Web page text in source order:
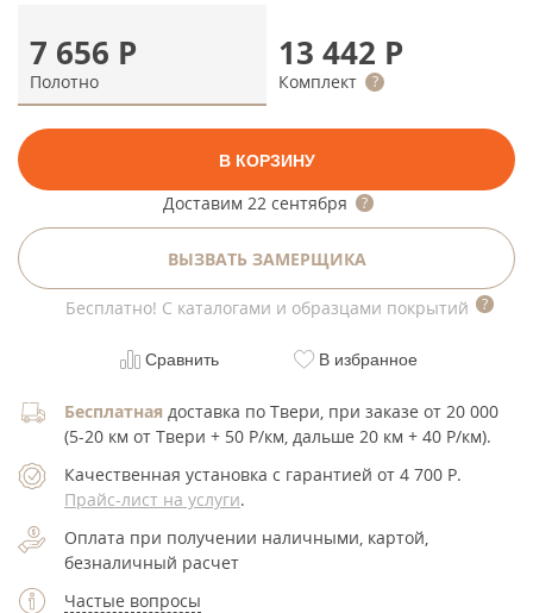
7 656 Р
Полотно
13 442 Р
Комплект
В КОРЗИНУ
Доставим 22 сентября
ВЫЗВАТЬ ЗАМЕРЩИКА
Бесплатно! С каталогами и образцами покрытий
Сравнить В избранное
Бесплатная доставка по Твери, при заказе от 20 000
(5-20 км от Твери + 50 Р/км, дальше 20 км + 40 Р/км).
Качественная установка с гарантией от 4 700 Р.
Прайс-лист на услуги.
Оплата при получении наличными, картой,
безналичный расчет
Частые вопросы